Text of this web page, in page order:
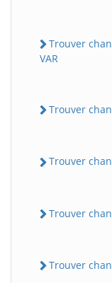
Trouver
VAR
Trouver
Trouver
Trouver
Trouver